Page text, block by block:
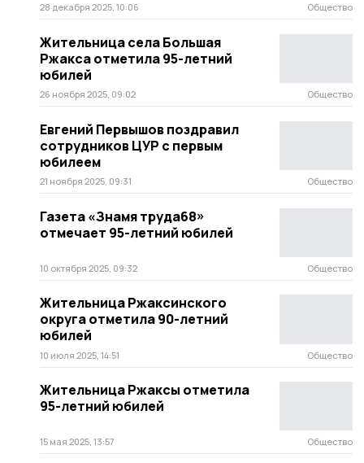
28 декабря 2025, 10:06 Общество
Жительница села Большая
Ржакса отметила 95-летний
юбилей
26 ноября 2025, 09:02 Общество
Евгений Первышов поздравил
сотрудников ЦУР с первым
юбилеем
21 ноября 2025, 09:31 Общество
Газета «Знамя труда68»
отмечает 95-летний юбилей
10 октября 2025, 09:32 Общество
Жительница Ржаксинского
округа отметила 90-летний
юбилей
10 июля 2025, 14:51 Общество
Жительница Ржаксы отметила
95-летний юбилей
15 мая 2025, 13:57 Общество